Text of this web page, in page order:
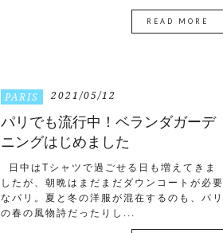
READ MORE
PARIS 2021/05/12
パリでも流行中！ベランダガーデ
ニングはじめました
日中はTシャツで過ごせる日も増えてきま
したが、朝晩はまだまだダウンコートが必要
なパリ。夏と冬の洋服が混在するのも、パリ
の春の風物詩だったりし...